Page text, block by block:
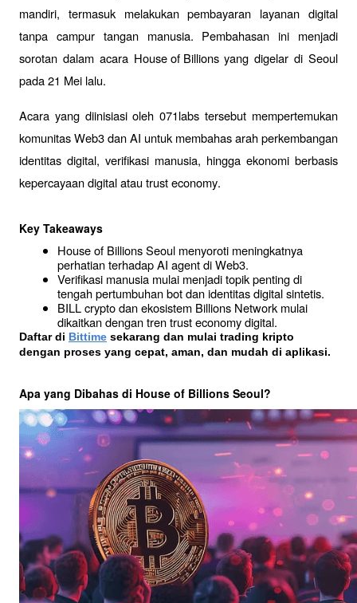
mandiri, termasuk melakukan pembayaran layanan digital
tanpa campur tangan manusia. Pembahasan ini menjadi
sorotan dalam acara House of Billions yang digelar di Seoul
pada 21 Mei lalu.
Acara yang diinisiasi oleh 071labs tersebut mempertemukan
komunitas Web3 dan AI untuk membahas arah perkembangan
identitas digital, verifikasi manusia, hingga ekonomi berbasis
kepercayaan digital atau trust economy.
Key Takeaways
House of Billions Seoul menyoroti meningkatnya
perhatian terhadap AI agent di Web3.
Verifikasi manusia mulai menjadi topik penting di
tengah pertumbuhan bot dan identitas digital sintetis.
BILL crypto dan ekosistem Billions Network mulai
dikaitkan dengan tren trust economy digital.
Daftar di Bittime sekarang dan mulai trading kripto
dengan proses yang cepat, aman, dan mudah di aplikasi.
Apa yang Dibahas di House of Billions Seoul?